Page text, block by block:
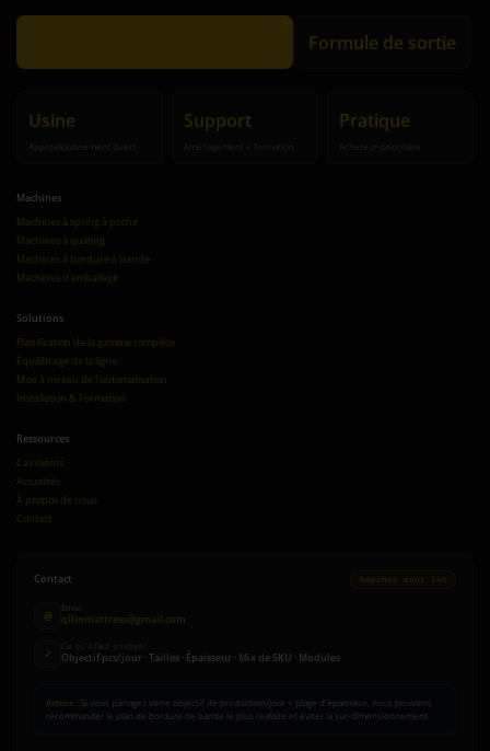
Formule de sortie
Usine
Approvisionnement direct
Support
Aménagement + formation
Pratique
Acheteur-prioritaire
Machines
Machines à spring à poche
Machines à quilting
Machines à bordure à bande
Machines d'emballage
Solutions
Planification de la gamme complète
Équilibrage de la ligne
Mise à niveau de l'automatisation
Installation & Formation
Ressources
Cas clients
Actualités
À propos de nous
Contact
Contact Réponse sous 24h
@
Email
qilinmattress@gmail.com
✓
Ce qu'il faut envoyer
Objectif pcs/jour · Tailles · Épaisseur · Mix de SKU · Modules
Astuce :
Si vous partagez votre objectif de production/jour + plage d'épaisseur, nous pouvons
recommander le plan de bordure de bande le plus réaliste et éviter la sur-dimensionnement.